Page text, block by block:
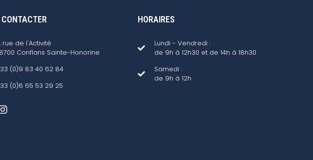
CONTACTER
rue de l'Activité
Conflans Sainte-Honorine
(0)9 83 40 62 84
(0)6 65 53 29 25
HORAIRES
Lundi - Vendredi :
de 9h à 12h30 et de 14h à 18h30
Samedi :
de 9h à 12h